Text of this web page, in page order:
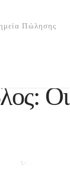
Πώλησης
Οι